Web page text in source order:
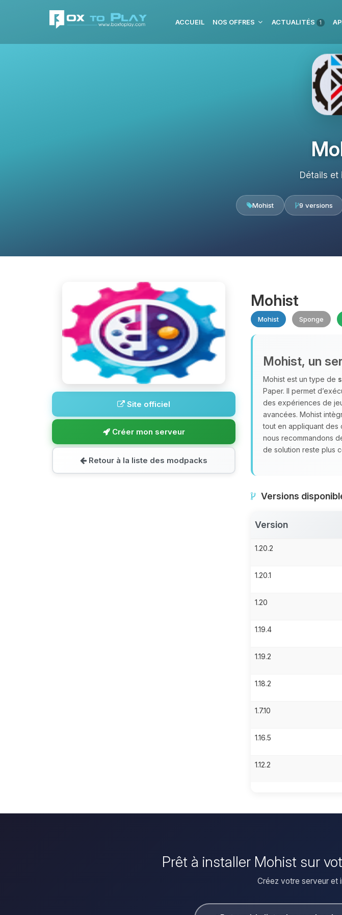
ACCUEIL NOS OFFRES ACTUALITÉS 1
Détails et
Mohist 9 versions
Site officiel
Créer mon serveur
Retour à la liste des modpacks
Mohist
Mohist Sponge
Mohist, un
Mohist est un type de
Paper. Il permet
des expériences de
avancées. Mohist
tout en appliquant des
nous recommandons
de solution reste plus
Versions
Version
1.20.2
1.20.1
1.20
1.19.4
1.19.2
1.18.2
1.7.10
1.16.5
1.12.2
Prêt à installer Mohist sur
Créez votre serveur et